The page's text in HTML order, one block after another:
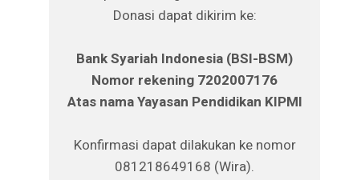
Donasi dapat dikirim ke:
Bank Syariah Indonesia (BSI-BSM)
Nomor rekening 7202007176
Atas nama Yayasan Pendidikan KIPMI
Konfirmasi dapat dilakukan ke nomor
081218649168 (Wira).